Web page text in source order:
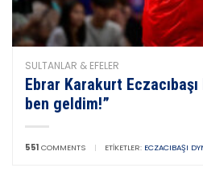
SULTANLAR & EFELER
Ebrar Karakurt
ben geldim!”
551 COMMENTS | ETIKETLER: ECZACIBAŞI